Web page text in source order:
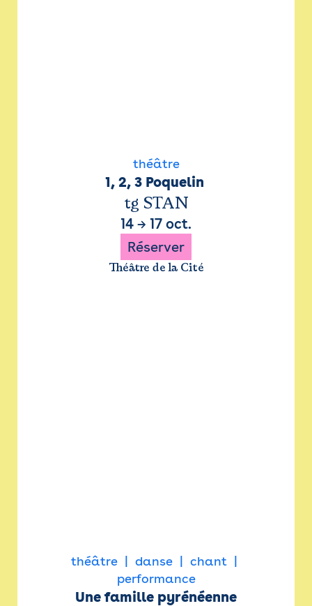
théâtre
1, 2, 3 Poquelin
tg STAN
14 → 17 oct.
Réserver
Théâtre de la Cité
théâtre danse
chant
performance
Une famille pyrénéenne